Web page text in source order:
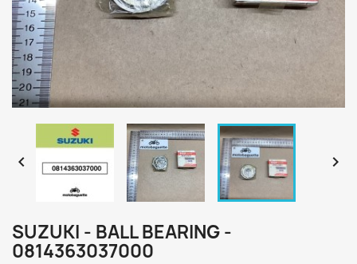
 
SUZUKI - BALL BEARING -
0814363037000